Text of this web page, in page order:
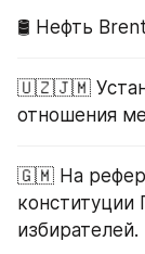
🛢 Нефть
🇺🇿🇯🇲
отношения
🇬🇲 На
конституции
избирателей.